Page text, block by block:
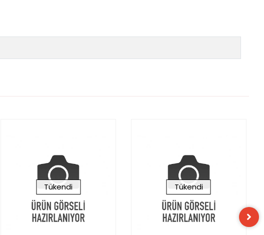
Tükendi Tükendi